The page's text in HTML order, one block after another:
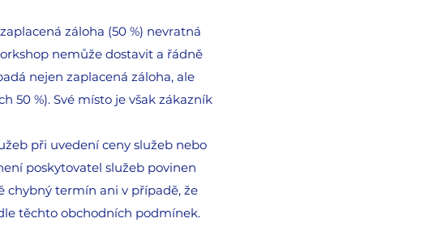
záloha (50 %) nevratná
nemůže dostavit a řádně
nejen zaplacená záloha, ale
50 %). Své místo je však zákazník
při uvedení ceny služeb nebo
poskytovatel služeb povinen
chybný termín ani v případě, že
těchto obchodních podmínek.